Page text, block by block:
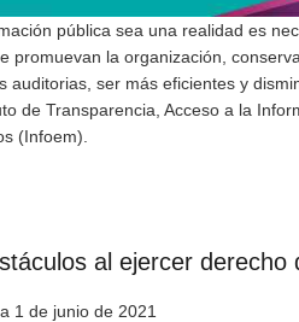
pública sea una realidad es
promuevan la organización,
auditorias, ser más eficientes y
de Transparencia, Acceso a la
(Infoem).
al ejercer derecho
1 de junio de 2021